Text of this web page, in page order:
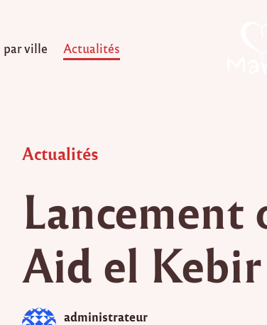
par ville Actualités
Posted
Actualités
Lancement
Aid el
administrateur